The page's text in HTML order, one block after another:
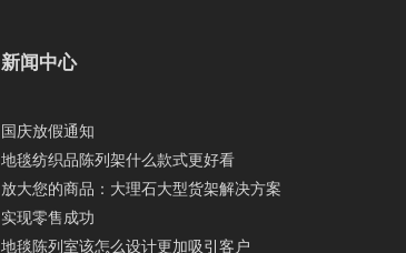
新闻中心
国庆放假通知
地毯纺织品陈列架什么款式更好看
放大您的商品：大理石大型货架解决方案
实现零售成功
地毯陈列室该怎么设计更加吸引客户